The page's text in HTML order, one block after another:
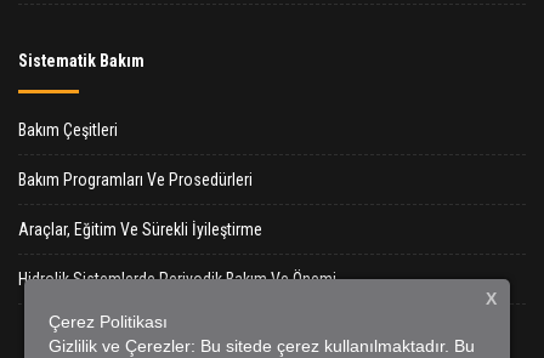
Sistematik Bakım
Bakım Çeşitleri
Bakım Programları Ve Prosedürleri
Araçlar, Eğitim Ve Sürekli İyileştirme
Hidrolik Sistemlerde Periyodik Bakım Ve Önemi
Çerez Politikası
Gizlilik ve Çerezler: Bu sitede çerez kullanılmaktadır. Bu
X